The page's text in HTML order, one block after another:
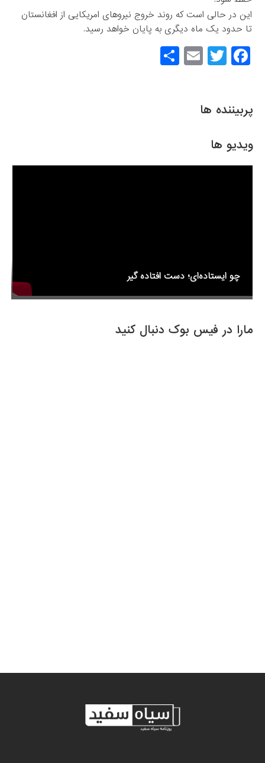
پربیننده ها
ویدیو ها
چو ایستاده‌ای؛ دست افتاده گیر
مارا در فیس بوک دنبال کنید
این در حالی است که روند خروج نیروهای امریکایی از افغانستان
تا حدود یک ماه دیگری به پایان خواهد رسید.
F
a
e
o
o
T
wi
er
E
m